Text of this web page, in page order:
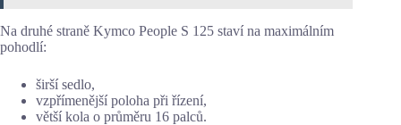
Na druhé straně Kymco People S 125 staví na maximálním
pohodlí:
širší sedlo,
vzpřímenější poloha při řízení,
větší kola o průměru 16 palců.